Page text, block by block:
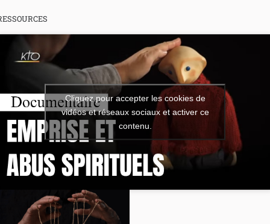
Cliquez pour accepter les cookies de
vidéos et réseaux sociaux et activer ce
contenu.